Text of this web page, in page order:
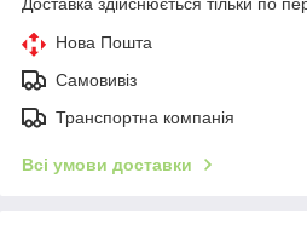
Нова Пошта
Самовивіз
Транспортна компанія
Всі умови доставки